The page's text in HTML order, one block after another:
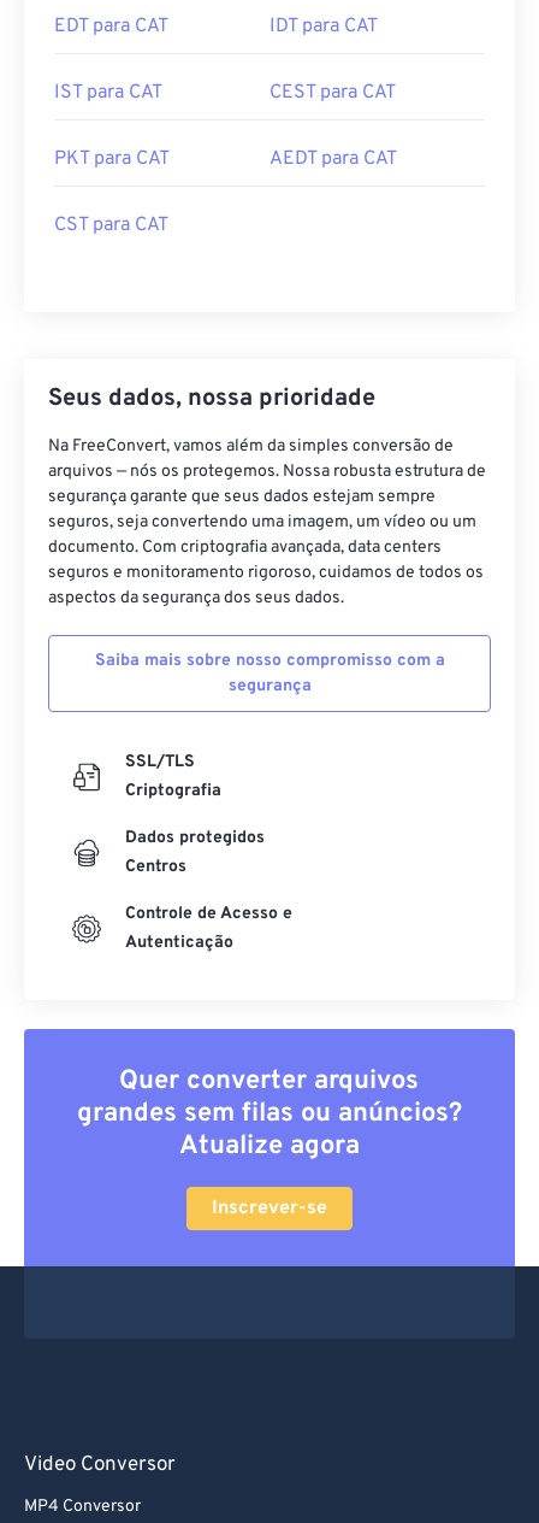
EDT para CAT IDT para CAT
IST para CAT CEST para CAT
PKT para CAT AEDT para CAT
CST para CAT
Seus dados, nossa prioridade
Na FreeConvert, vamos além da simples conversão de
arquivos — nós os protegemos. Nossa robusta estrutura de
segurança garante que seus dados estejam sempre
seguros, seja convertendo uma imagem, um vídeo ou um
documento. Com criptografia avançada, data centers
seguros e monitoramento rigoroso, cuidamos de todos os
aspectos da segurança dos seus dados.
Saiba mais sobre nosso compromisso com a
segurança
SSL/TLS
Criptografia
Dados protegidos
Centros
Controle de Acesso e
Autenticação
Quer converter arquivos
grandes sem filas ou anúncios?
Atualize agora
Inscrever-se
Video Conversor
MP4 Conversor